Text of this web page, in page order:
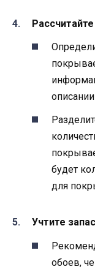
будет
для
Учтите
обоев,